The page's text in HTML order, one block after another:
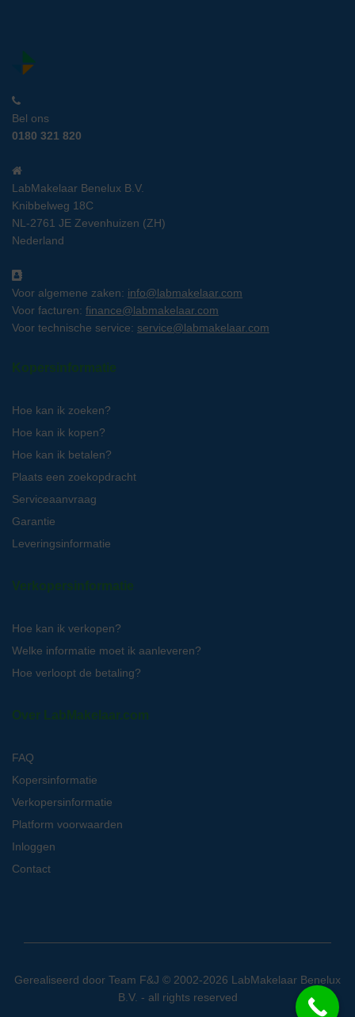
Bel ons
0180 321 820
LabMakelaar Benelux B.V.
Knibbelweg 18C
NL-2761 JE Zevenhuizen (ZH)
Nederland
Voor algemene zaken: info@labmakelaar.com
Voor facturen: finance@labmakelaar.com
Voor technische service: service@labmakelaar.com
Kopersinformatie
Hoe kan ik zoeken?
Hoe kan ik kopen?
Hoe kan ik betalen?
Plaats een zoekopdracht
Serviceaanvraag
Garantie
Leveringsinformatie
Verkopersinformatie
Hoe kan ik verkopen?
Welke informatie moet ik aanleveren?
Hoe verloopt de betaling?
Over LabMakelaar.com
FAQ
Kopersinformatie
Verkopersinformatie
Platform voorwaarden
Inloggen
Contact
Gerealiseerd door Team F&J © 2002-2026 LabMakelaar Benelux
B.V. - all rights reserved